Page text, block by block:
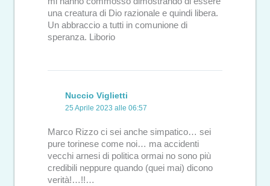
una creatura di Dio razionale e quindi libera.
Un abbraccio a tutti in comunione di
speranza. Liborio
Nuccio Viglietti
25 Aprile 2023 alle 06:57
Marco Rizzo ci sei anche simpatico… sei
pure torinese come noi… ma accidenti
vecchi arnesi di politica ormai no sono più
credibili neppure quando (quei mai) dicono
verità!…!!…